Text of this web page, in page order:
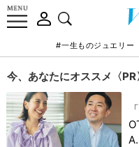
#一生ものジュエリー
今、あなたにオススメ〈PR
A